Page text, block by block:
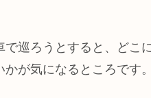
で巡ろうとすると、どこ
が気になるところです。